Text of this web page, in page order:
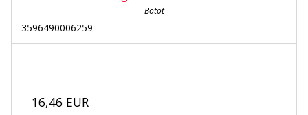
Botot
3596490006259
16,46 EUR